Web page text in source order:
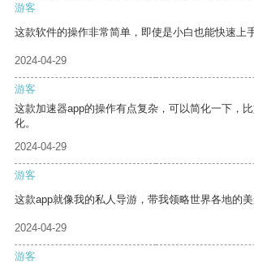
游客
这款软件的操作非常简单，即使是小白也能快速上手
2024-04-29
游客
这款加速器app的操作有点复杂，可以简化一下，
化。
2024-04-29
游客
这款app就像我的私人导游，带我领略世界各地的美
2024-04-29
游客